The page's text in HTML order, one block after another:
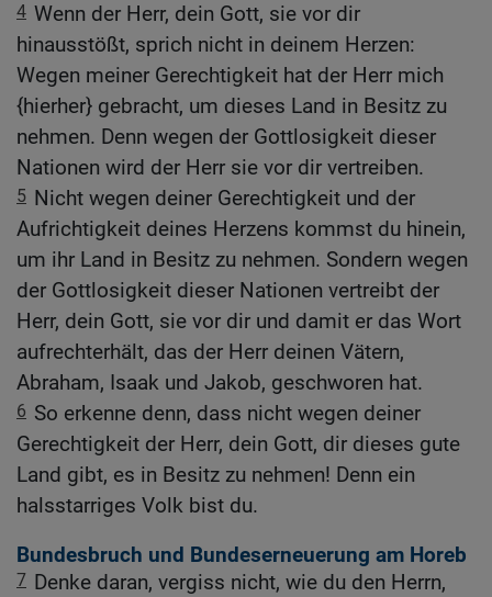
4 Wenn der Herr, dein Gott, sie vor dir
hinausstößt, sprich nicht in deinem Herzen:
Wegen meiner Gerechtigkeit hat der Herr mich
{hierher} gebracht, um dieses Land in Besitz zu
nehmen. Denn wegen der Gottlosigkeit dieser
Nationen wird der Herr sie vor dir vertreiben.
5 Nicht wegen deiner Gerechtigkeit und der
Aufrichtigkeit deines Herzens kommst du hinein,
um ihr Land in Besitz zu nehmen. Sondern wegen
der Gottlosigkeit dieser Nationen vertreibt der
Herr, dein Gott, sie vor dir und damit er das Wort
aufrechterhält, das der Herr deinen Vätern,
Abraham, Isaak und Jakob, geschworen hat.
6 So erkenne denn, dass nicht wegen deiner
Gerechtigkeit der Herr, dein Gott, dir dieses gute
Land gibt, es in Besitz zu nehmen! Denn ein
halsstarriges Volk bist du.
Bundesbruch und Bundeserneuerung am Horeb
7 Denke daran, vergiss nicht, wie du den Herrn,